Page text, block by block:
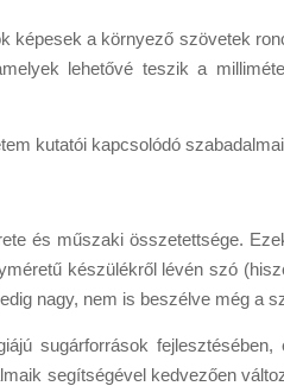
a környező szövetek
lehetővé teszik a
kutatói kapcsolódó
és műszaki összetettsége.
készülékről lévén szó
nagy, nem is beszélve még a
sugárforrások
segítségével kedvezően